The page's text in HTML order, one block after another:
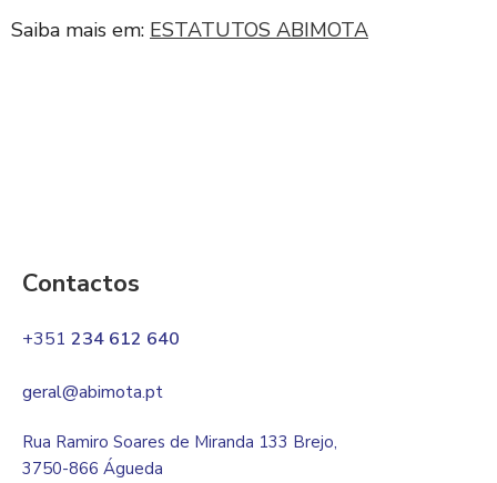
Saiba mais em: ESTATUTOS ABIMOTA
Contactos
+351 234 612 640
geral@abimota.pt
Rua Ramiro Soares de Miranda 133 Brejo,
3750-866 Águeda